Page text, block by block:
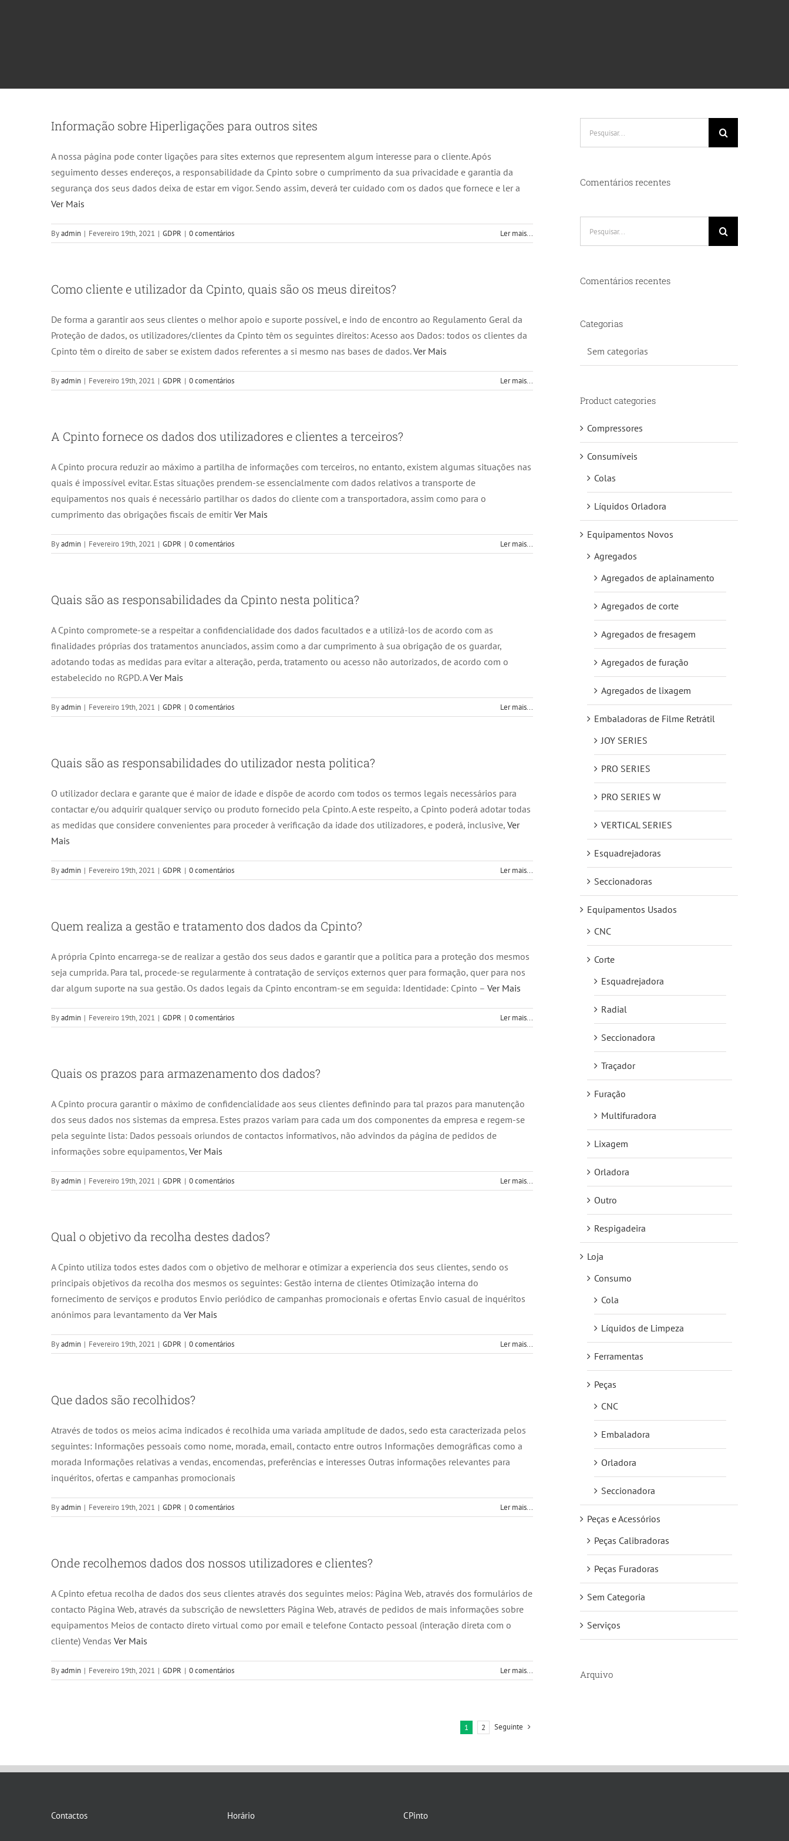
Informação sobre Hiperligações para outros sites
A nossa página pode conter ligações para sites externos que representem algum interesse para o cliente. Após
seguimento desses endereços, a responsabilidade da Cpinto sobre o cumprimento da sua privacidade e garantia da
segurança dos seus dados deixa de estar em vigor. Sendo assim, deverá ter cuidado com os dados que fornece e ler a
Ver Mais
Byadmin | Fevereiro 19th, 2021 | GDPR | 0 comentários Ler mais...
Como cliente e utilizador da Cpinto, quais são os meus direitos?
De forma a garantir aos seus clientes o melhor apoio e suporte possível, e indo de encontro ao Regulamento Geral da
Proteção de dados, os utilizadores/clientes da Cpinto têm os seguintes direitos: Acesso aos Dados: todos os clientes da
Cpinto têm o direito de saber se existem dados referentes a si mesmo nas bases de dados.Ver Mais
Byadmin | Fevereiro 19th, 2021 | GDPR | 0 comentários Ler mais...
A Cpinto fornece os dados dos utilizadores e clientes a terceiros?
A Cpinto procura reduzir ao máximo a partilha de informações com terceiros, no entanto, existem algumas situações nas
quais é impossível evitar. Estas situações prendem-se essencialmente com dados relativos a transporte de
equipamentos nos quais é necessário partilhar os dados do cliente com a transportadora, assim como para o
cumprimento das obrigações fiscais de emitir Ver Mais
Byadmin | Fevereiro 19th, 2021 | GDPR | 0 comentários Ler mais...
Quais são as responsabilidades da Cpinto nesta politica?
A Cpinto compromete-se a respeitar a confidencialidade dos dados facultados e a utilizá-los de acordo com as
finalidades próprias dos tratamentos anunciados, assim como a dar cumprimento à sua obrigação de os guardar,
adotando todas as medidas para evitar a alteração, perda, tratamento ou acesso não autorizados, de acordo com o
estabelecido no RGPD. AVer Mais
Byadmin | Fevereiro 19th, 2021 | GDPR | 0 comentários Ler mais...
Quais são as responsabilidades do utilizador nesta politica?
O utilizador declara e garante que é maior de idade e dispõe de acordo com todos os termos legais necessários para
contactar e/ou adquirir qualquer serviço ou produto fornecido pela Cpinto. A este respeito, a Cpinto poderá adotar todas
as medidas que considere convenientes para proceder à verificação da idade dos utilizadores, e poderá, inclusive, Ver
Mais
Byadmin | Fevereiro 19th, 2021 | GDPR | 0 comentários Ler mais...
Quem realiza a gestão e tratamento dos dados da Cpinto?
A própria Cpinto encarrega-se de realizar a gestão dos seus dados e garantir que a politica para a proteção dos mesmos
seja cumprida. Para tal, procede-se regularmente à contratação de serviços externos quer para formação, quer para nos
dar algum suporte na sua gestão. Os dados legais da Cpinto encontram-se em seguida: Identidade: Cpinto – Ver Mais
Byadmin | Fevereiro 19th, 2021 | GDPR | 0 comentários Ler mais...
Quais os prazos para armazenamento dos dados?
A Cpinto procura garantir o máximo de confidencialidade aos seus clientes definindo para tal prazos para manutenção
dos seus dados nos sistemas da empresa. Estes prazos variam para cada um dos componentes da empresa e regem-se
pela seguinte lista: Dados pessoais oriundos de contactos informativos, não advindos da página de pedidos de
informações sobre equipamentos, Ver Mais
Byadmin | Fevereiro 19th, 2021 | GDPR | 0 comentários Ler mais...
Qual o objetivo da recolha destes dados?
A Cpinto utiliza todos estes dados com o objetivo de melhorar e otimizar a experiencia dos seus clientes, sendo os
principais objetivos da recolha dos mesmos os seguintes: Gestão interna de clientes Otimização interna do
fornecimento de serviços e produtos Envio periódico de campanhas promocionais e ofertas Envio casual de inquéritos
anónimos para levantamento da Ver Mais
Byadmin | Fevereiro 19th, 2021 | GDPR | 0 comentários Ler mais...
Que dados são recolhidos?
Através de todos os meios acima indicados é recolhida uma variada amplitude de dados, sedo esta caracterizada pelos
seguintes: Informações pessoais como nome, morada, email, contacto entre outros Informações demográficas como a
morada Informações relativas a vendas, encomendas, preferências e interesses Outras informações relevantes para
inquéritos, ofertas e campanhas promocionais
Byadmin | Fevereiro 19th, 2021 | GDPR | 0 comentários Ler mais...
Onde recolhemos dados dos nossos utilizadores e clientes?
A Cpinto efetua recolha de dados dos seus clientes através dos seguintes meios: Página Web, através dos formulários de
contacto Página Web, através da subscrição de newsletters Página Web, através de pedidos de mais informações sobre
equipamentos Meios de contacto direto virtual como por email e telefone Contacto pessoal (interação direta com o
cliente) Vendas Ver Mais
Byadmin | Fevereiro 19th, 2021 | GDPR | 0 comentários Ler mais...
1 2 Seguinte
Comentários recentes
Comentários recentes
Categorias
Sem categorias
Product categories
Compressores
Consumíveis
Colas
Líquidos Orladora
Equipamentos Novos
Agregados
Agregados de aplainamento
Agregados de corte
Agregados de fresagem
Agregados de furação
Agregados de lixagem
Embaladoras de Filme Retrátil
JOY SERIES
PRO SERIES
PRO SERIES W
VERTICAL SERIES
Esquadrejadoras
Seccionadoras
Equipamentos Usados
CNC
Corte
Esquadrejadora
Radial
Seccionadora
Traçador
Furação
Multifuradora
Lixagem
Orladora
Outro
Respigadeira
Loja
Consumo
Cola
Líquidos de Limpeza
Ferramentas
Peças
CNC
Embaladora
Orladora
Seccionadora
Peças e Acessórios
Peças Calibradoras
Peças Furadoras
Sem Categoria
Serviços
Arquivo
Contactos Horário CPinto